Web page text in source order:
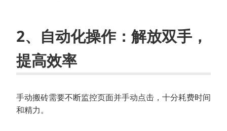
2、自动化操作：解放双手，
提高效率
手动搬砖需要不断监控页面并手动点击，十分耗费时间
和精力。